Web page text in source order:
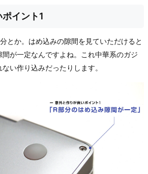
イント1
とか。はめ込みの隙間を見ていただけると
が一定なんですよね。これ中華系のガジ
い作り込みだったりします。